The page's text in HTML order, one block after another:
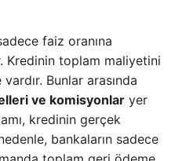
faiz oranına
Kredinin toplam maliyetini
Bunlar arasında
ve komisyonlar yer
kredinin gerçek
bankaların sadece